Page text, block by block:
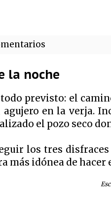
la noche
previsto: el
agujero en la verja.
el pozo seco
los tres
más idónea de hacer